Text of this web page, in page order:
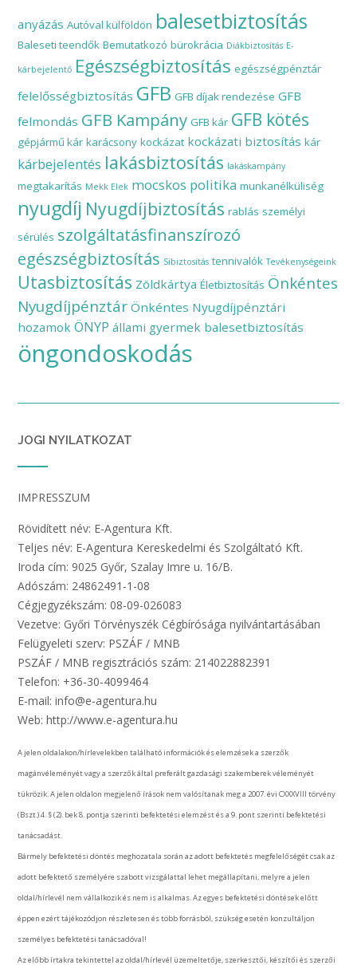
anyázás Autóval külföldön balesetbiztosítás
Baleseti teendők Bemutatkozó bürokrácia Diákbiztosítás E-
kárbejelentő Egészségbiztosítás egészségpénztár
felelősségbiztosítás GFB GFB díjak rendezése GFB
felmondás GFB Kampány GFB kár GFB kötés
gépjármű kár karácsony kockázat kockázati biztosítás kár
kárbejelentés lakásbiztosítás lakáskampány
megtakarítás Mekk Elek mocskos politika munkanélküliség
nyugdíj Nyugdíjbiztosítás rablás személyi
sérülés szolgáltatásfinanszírozó
egészségbiztosítás Síbiztosítás tennivalók Tevékenységeink
Utasbiztosítás Zöldkártya Életbiztosítás Önkéntes
Nyugdíjpénztár Önkéntes Nyugdíjpénztári
hozamok ÖNYP állami gyermek balesetbiztosítás
öngondoskodás
JOGI NYILATKOZAT
IMPRESSZUM
Rövidített név: E-Agentura Kft.
Teljes név: E-Agentura Kereskedelmi és Szolgáltató Kft.
Iroda cím: 9025 Győr, Szalay Imre u. 16/B.
Adószám: 24862491-1-08
Cégjegyzékszám: 08-09-026083
Vezetve: Győri Törvényszék Cégbírósága nyilvántartásában
Felügyeleti szerv: PSZÁF / MNB
PSZÁF / MNB regisztrációs szám: 214022882391
Telefon: +36-30-4099464
E-mail: info@e-agentura.hu
Web: http://www.e-agentura.hu
A jelen oldalakon/hírlevelekben található információk és elemzések a szerzők
magánvéleményét vagy a szerzők által preferált gazdasági szakemberek véleményét
tükrözik. A jelen oldalon megjelenő írások nem valósítanak meg a 2007. évi CXXXVIII törvény
(Bszt.) 4. § (2). bek 8. pontja szerinti befektetési elemzést és a 9. pont szerinti befektetési
tanácsadást.
Bármely befektetési döntés meghozatala során az adott befektetés megfelelőségét csak az
adott befektető személyére szabott vizsgálattal lehet megállapítani, melyre a jelen
oldal/hírlevél nem vállalkozik és nem is alkalmas. Az egyes befektetési döntések előtt
éppen ezért tájékozódjon részletesen és több forrásból, szükség esetén konzultáljon
személyes befektetési tanácsadóval!
Az előbb írtakra tekintettel az oldal/hírlevél üzemeltetője, szerkesztői, készítői és szerzői